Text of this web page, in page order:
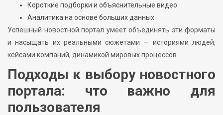
Короткие подборки и объяснительные видео
Аналитика на основе больших данных
Успешный новостной портал умеет объединять эти форматы
и насыщать их реальными сюжетами — историями людей,
кейсами компаний, динамикой мировых процессов.
Подходы к выбору новостного
портала: что важно для
пользователя